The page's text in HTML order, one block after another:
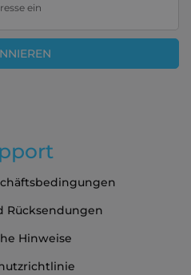
Rücksendungen
Hinweise